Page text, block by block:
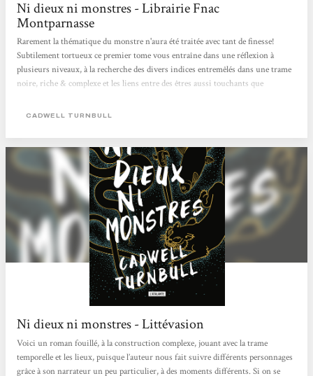
Ni dieux ni monstres - Librairie Fnac
Montparnasse
Rarement la thématique du monstre n'aura été traitée avec tant de finesse!
Subtilement tortueux ce premier tome vous entraîne dans une réflexion à
plusieurs niveaux, à la recherche des divers indices entremêlés dans une trame
noire, riche & complexe et les liens entre des êtres aussi touchants que
CADWELL TURNBULL
Ni dieux ni monstres - Littévasion
Voici un roman fouillé, à la construction complexe, jouant avec la trame
temporelle et les lieux, puisque l’auteur nous fait suivre différents personnages
grâce à son narrateur un peu particulier, à des moments différents. Si on se